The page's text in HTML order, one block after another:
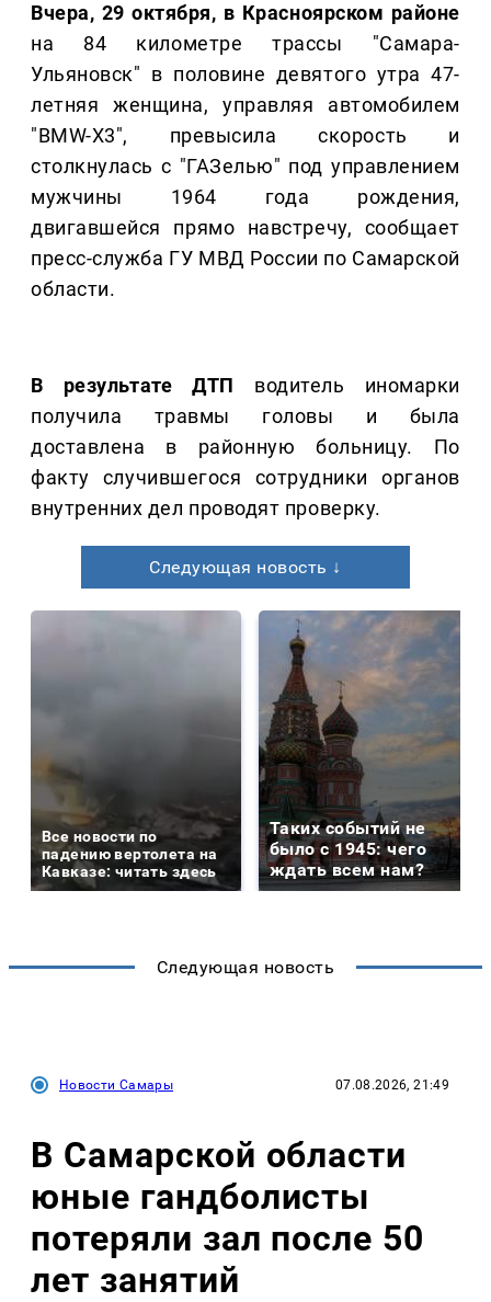
Вчера, 29 октября, в Красноярском районе
на 84 километре трассы "Самара-
Ульяновск" в половине девятого утра 47-
летняя женщина, управляя автомобилем
"BMW-X3", превысила скорость и
столкнулась с "ГАЗелью" под управлением
мужчины 1964 года рождения,
двигавшейся прямо навстречу, сообщает
пресс-служба ГУ МВД России по Самарской
области.
В результате ДТП водитель иномарки
получила травмы головы и была
доставлена в районную больницу. По
факту случившегося сотрудники органов
внутренних дел проводят проверку.
Следующая новость ↓
Все новости по
падению вертолета на
Кавказе: читать здесь
Таких событий не
было с 1945: чего
ждать всем нам?
Следующая новость
Новости Самары 07.08.2026, 21:49
В Самарской области
юные гандболисты
потеряли зал после 50
лет занятий